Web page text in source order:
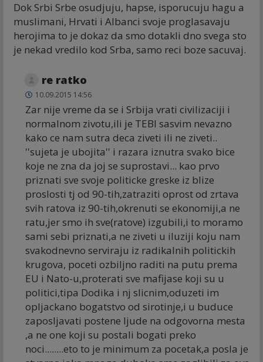
Dok Srbi Srbe osudjuju, hapse, isporucuju hagu a
muslimani, Hrvati i Albanci svoje proglasavaju
herojima to je dokaz da smo dotakli dno svega sto
je nekad vredilo kod Srba, samo reci boze sacuvaj.
re ratko
10.09.2015 14:56
Zar nije vreme da se i Srbija vrati civilizaciji i
normalnom zivotu,ili je TEBI sasvim nevazno
kako ce nam sutra deca ziveti ili ne ziveti..
''sujeta je ubojita'' i razara iznutra svako bice
koje ne zna da joj se suprostavi... kao prvo
priznati sve svoje politicke greske iz blize
proslosti tj od 90-tih,zatraziti oprost od zrtava
svih ratova iz 90-tih,okrenuti se ekonomiji,a ne
ratu,jer smo ih sve(ratove) izgubili,i to moramo
sami sebi priznati,a ne ziveti u iluziji koju nam
svakodnevno serviraju iz radikalnih politickih
krugova, poceti ozbiljno raditi na putu prema
EU i Nato-u,proterati sve mafijase koji su u
politici,tipa Dodika i nj slicnim,oduzeti im
opljackano bogatstvo od sirotinje,i u buduce
zaposljavati postene ljude na odgovorna mesta
,a ne one koji su postali bogati preko
noci........eto to je minimum za pocetak,a posla je